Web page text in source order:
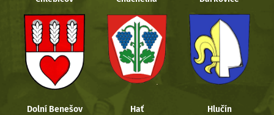
Dolní Benešov Hať Hlučín